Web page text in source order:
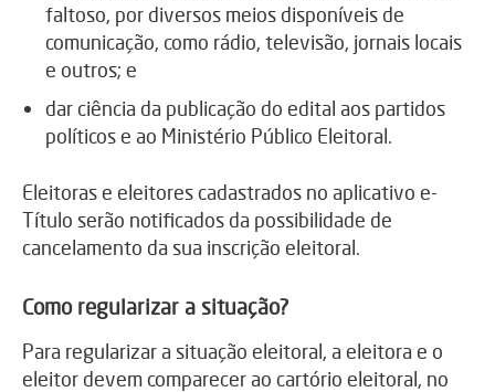
faltoso, por diversos meios disponíveis de
comunicação, como rádio, televisão, jornais locais
e outros; e
dar ciência da publicação do edital aos partidos
políticos e ao Ministério Público Eleitoral.
Eleitoras e eleitores cadastrados no aplicativo e-
Título serão notificados da possibilidade de
cancelamento da sua inscrição eleitoral.
Como regularizar a situação?
Para regularizar a situação eleitoral, a eleitora e o
eleitor devem comparecer ao cartório eleitoral, no